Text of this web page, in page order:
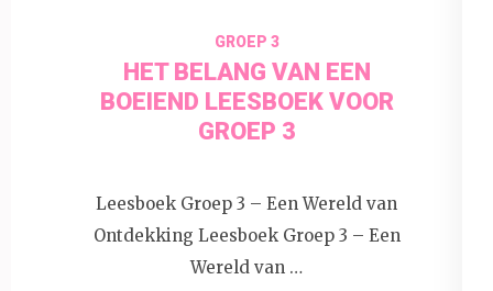
GROEP 3
HET BELANG VAN EEN
BOEIEND LEESBOEK VOOR
GROEP 3
Leesboek Groep 3 – Een Wereld van
Ontdekking Leesboek Groep 3 – Een
Wereld van …